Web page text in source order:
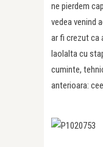
ne pierdem
vedea venind
ar fi crezut ca
laolalta cu
cuminte,
anterioara: